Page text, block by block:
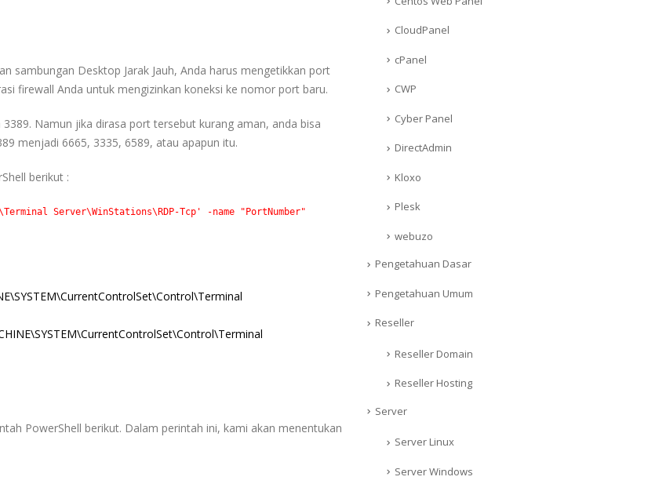
sambungan Desktop Jarak Jauh, Anda harus mengetikkan port
firewall Anda untuk mengizinkan koneksi ke nomor port baru.
Namun jika dirasa port tersebut kurang aman, anda bisa
menjadi 6665, 3335, 6589, atau apapun itu.
berikut :
Server\WinStations\RDP-Tcp' -name "PortNumber"
PowerShell berikut. Dalam perintah ini, kami akan menentukan
CloudPanel
cPanel
CWP
Cyber Panel
DirectAdmin
Kloxo
Plesk
webuzo
Pengetahuan Dasar
Pengetahuan Umum
Reseller
Reseller Domain
Reseller Hosting
Server
Server Linux
Server Windows